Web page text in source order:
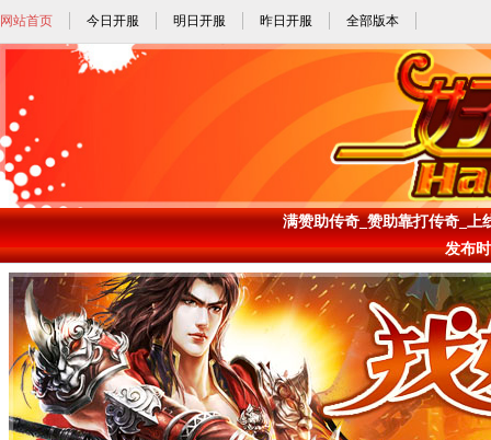
网站首页 今日开服 明日开服 昨日开服 全部版本
满赞助传奇_赞助靠打传奇_上
发布